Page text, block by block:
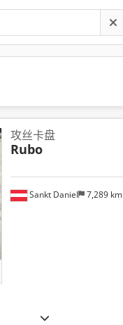
Sankt Daniel 7,289 km
攻丝卡盘
Rubo